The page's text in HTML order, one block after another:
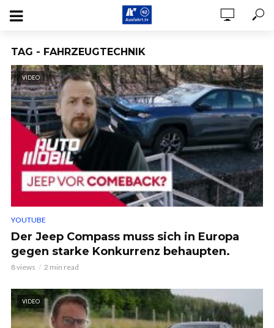
TAG - FAHRZEUGTECHNIK
VIDEO
YOUTUBE
Der Jeep Compass muss sich in Europa
gegen starke Konkurrenz behaupten.
8 views 2 min read
VIDEO